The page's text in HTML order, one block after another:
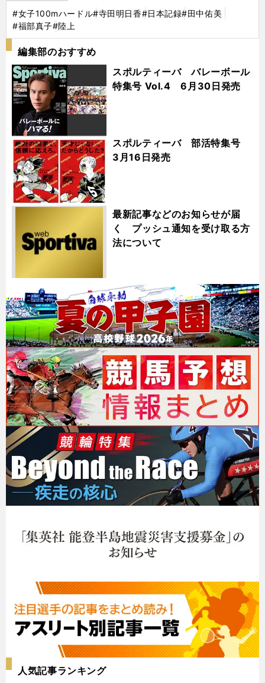
#女子100mハードル#寺田明日香#日本記録#田中佑美
#福部真子#陸上
編集部のおすすめ
スポルティーバ バレーボール
特集号 Vol.4 6月30日発売
スポルティーバ 部活特集号
3月16日発売
最新記事などのお知らせが届
く プッシュ通知を受け取る方
法について
人気記事ランキング